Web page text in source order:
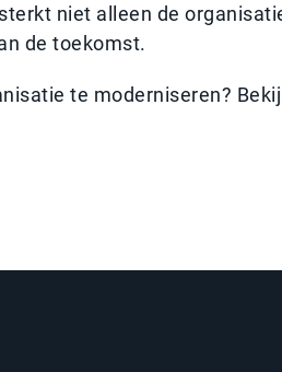
niet alleen de
de toekomst.
te moderniseren?